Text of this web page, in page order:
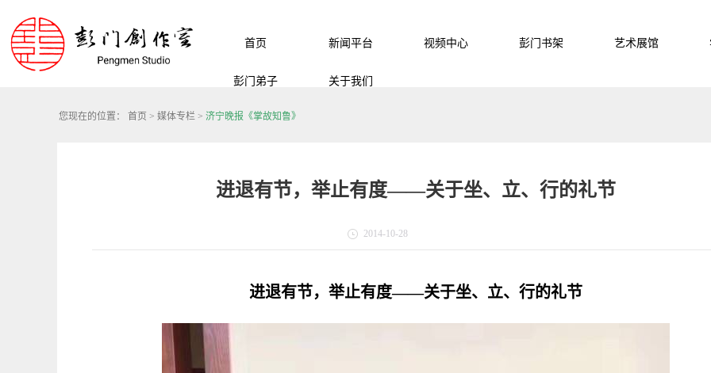
首页 新闻平台 视频中心 彭门书架 艺术展馆
彭门弟子 关于我们
您现在的位置： 首页 > 媒体专栏 > 济宁晚报《掌故知鲁》
进退有节，举止有度——关于坐、立、行的礼节
2014-10-28
进退有节，举止有度——关于坐、立、行的礼节